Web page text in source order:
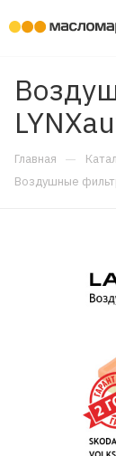
Главная —
Воздушные